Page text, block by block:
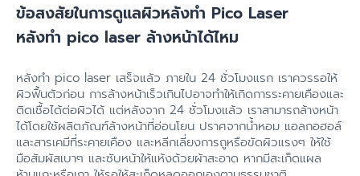
ข้อสงสัยในการดูแลผิวหลังทำ Pico Laser
หลังทํา pico laser ล้างหน้าได้ไหม
หลังทำ pico laser เสร็จแล้ว ภายใน 24 ชั่วโมงแรก เราควรรอให้
ผิวฟื้นตัวก่อน การล้างหน้าเร็วเกินไปอาจทำให้เกิดการระคายเคืองและ
ติดเชื้อได้ต่อผิวได้ แต่หลังจาก 24 ชั่วโมงแล้ว เราสามารถล้างหน้า
ได้โดยใช้ผลิตภัณฑ์ล้างหน้าที่อ่อนโยน ปราศจากน้ำหอม แอลกอฮอล์
และสารเคมีที่ระคายเคือง และหลีกเลี่ยงการถูหรือขัดผิวแรงๆ ให้ใช้
มือสัมผัสเบาๆ และซับหน้าให้แห้งด้วยผ้าสะอาด หากมีสะเก็ดแผล